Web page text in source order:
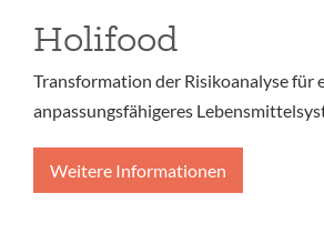
Holifood
Transformation der Risikoanalyse für
anpassungsfähigeres
Weitere Informationen